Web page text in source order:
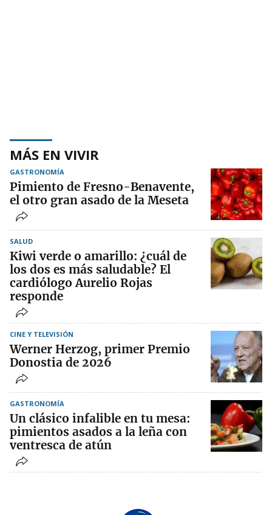
MÁS EN VIVIR
GASTRONOMÍA
Pimiento de Fresno-Benavente,
el otro gran asado de la Meseta
SALUD
Kiwi verde o amarillo: ¿cuál de
los dos es más saludable? El
cardiólogo Aurelio Rojas
responde
CINE Y TELEVISIÓN
Werner Herzog, primer Premio
Donostia de 2026
GASTRONOMÍA
Un clásico infalible en tu mesa:
pimientos asados a la leña con
ventresca de atún